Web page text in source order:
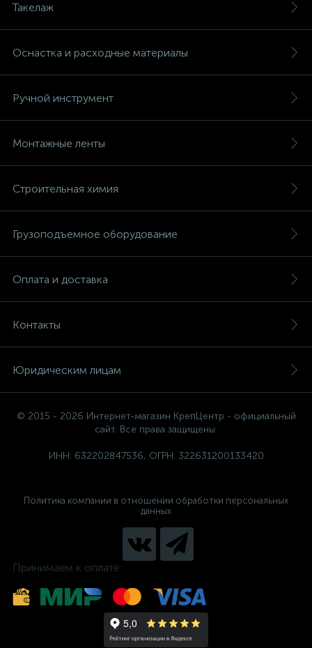
Такелаж
Оснастка и расходные материалы
Ручной инструмент
Монтажные ленты
Строительная химия
Грузоподъемное оборудование
Оплата и доставка
Контакты
Юридическим лицам
© 2015 - 2026 Интернет-магазин КрепЦентр - официальный
сайт. Все права защищены.
ИНН: 632202847536, ОГРН: 322631200133420
Политика компании в отношении обработки персональных
данных
Принимаем к оплате: